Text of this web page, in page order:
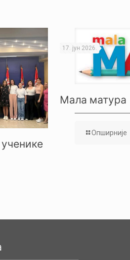
17. јун 2026.
Мала матура
Опширније